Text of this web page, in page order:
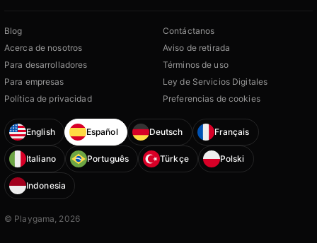
Blog
Acerca de nosotros
Para desarrolladores
Para empresas
Política de privacidad
Contáctanos
Aviso de retirada
Términos de uso
Ley de Servicios Digitales
Preferencias de cookies
English Español Deutsch Français
Italiano Português Türkçe Polski
Indonesia
© Playgama, 2026